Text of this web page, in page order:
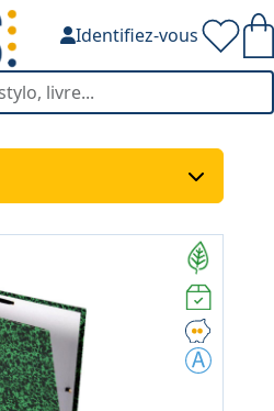
Identifiez-vous
—